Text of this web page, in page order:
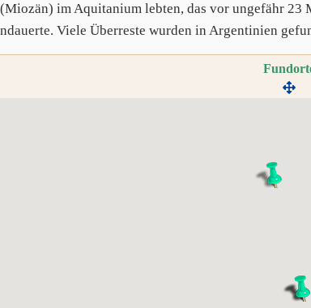
im Aquitanium lebten, das vor ungefähr
Viele Überreste wurden in Argentinien